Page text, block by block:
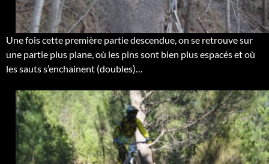
Une fois cette première partie descendue, on se retrouve sur
une partie plus plane, où les pins sont bien plus espacés et où
les sauts s’enchainent (doubles)…